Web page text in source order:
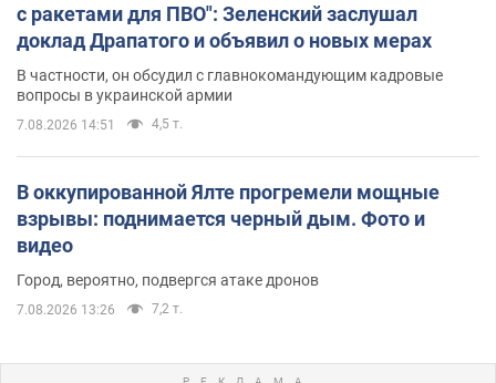
с ракетами для ПВО": Зеленский заслушал
доклад Драпатого и объявил о новых мерах
В частности, он обсудил с главнокомандующим кадровые
вопросы в украинской армии
7.08.2026 14:51 4,5 т.
В оккупированной Ялте прогремели мощные
взрывы: поднимается черный дым. Фото и
видео
Город, вероятно, подвергся атаке дронов
7.08.2026 13:26 7,2 т.